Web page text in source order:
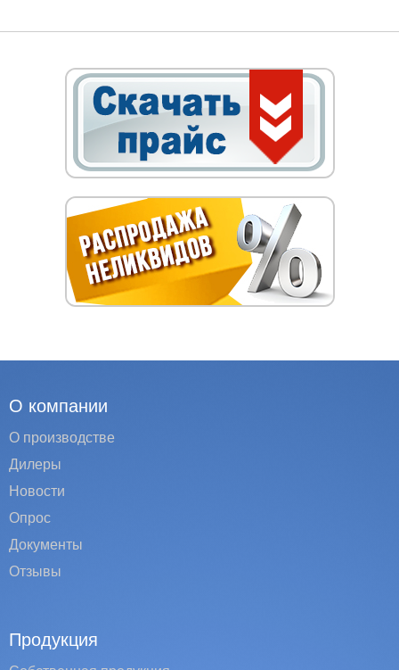
О компании
О производстве
Дилеры
Новости
Опрос
Документы
Отзывы
Продукция